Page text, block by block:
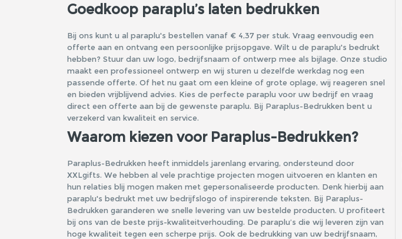
Goedkoop paraplu’s laten bedrukken
Bij ons kunt u al paraplu's bestellen vanaf € 4,37 per stuk. Vraag eenvoudig een
offerte aan en ontvang een persoonlijke prijsopgave. Wilt u de paraplu's bedrukt
hebben? Stuur dan uw logo, bedrijfsnaam of ontwerp mee als bijlage. Onze studio
maakt een professioneel ontwerp en wij sturen u dezelfde werkdag nog een
passende offerte. Of het nu gaat om een kleine of grote oplage, wij reageren snel
en bieden vrijblijvend advies. Kies de perfecte paraplu voor uw bedrijf en vraag
direct een offerte aan bij de gewenste paraplu. Bij Paraplus-Bedrukken bent u
verzekerd van kwaliteit en service.
Waarom kiezen voor Paraplus-Bedrukken?
Paraplus-Bedrukken heeft inmiddels jarenlang ervaring, ondersteund door
XXLgifts. We hebben al vele prachtige projecten mogen uitvoeren en klanten en
hun relaties blij mogen maken met gepersonaliseerde producten. Denk hierbij aan
paraplu's bedrukt met uw bedrijfslogo of inspirerende teksten. Bij Paraplus-
Bedrukken garanderen we snelle levering van uw bestelde producten. U profiteert
bij ons van de beste prijs-kwaliteitverhouding. De paraplu’s die wij leveren zijn van
hoge kwaliteit tegen een scherpe prijs. Ook de bedrukking van uw bedrijfsnaam,